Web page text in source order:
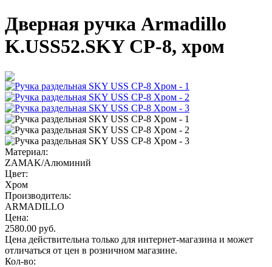
Дверная ручка Armadillo
K.USS52.SKY CP-8, хром
Материал:
ZAMAK/Алюминий
Цвет:
Хром
Производитель:
ARMADILLO
Цена:
2580.00 руб.
Цена действительна только для интернет-магазина и может
отличаться от цен в розничном магазине.
Кол-во: